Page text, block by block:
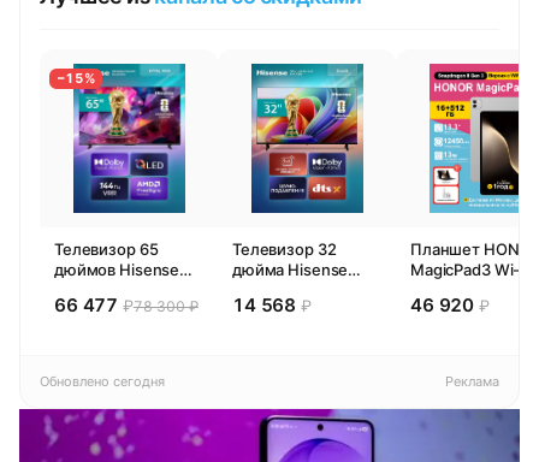
−15%
Телевизор 65
дюймов Hisense
(2026) Смарт ТВ
66 477 ₽78 300 ₽
Телевизор 32
дюйма Hisense
Смарт ТВ HD
14 568 ₽
Планшет
MagicPad3 Wi-Fi,
Snapdragon 8,
46 920 ₽
Обновлено сегодня Реклама